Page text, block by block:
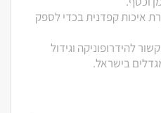
איכות קפדנית בכדי לספק
להידרופוניקה וגידול
בישראל.